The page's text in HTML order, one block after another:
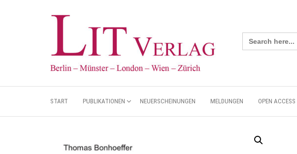
Search
for:
START PUBLIKATIONEN NEUERSCHEINUNGEN MELDUNGEN OPEN ACCESS